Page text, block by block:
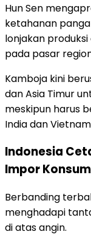
Hun Sen
ketahanan
lonjakan
pada pasar
Kamboja kini
dan Asia Timur
meskipun harus
India dan
Indonesia
Impor
Berbanding
menghadapi
di atas angin.